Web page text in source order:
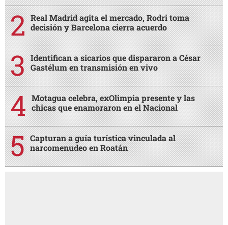
Real Madrid agita el mercado, Rodri toma
decisión y Barcelona cierra acuerdo
Identifican a sicarios que dispararon a César
Gastélum en transmisión en vivo
Motagua celebra, exOlimpia presente y las
chicas que enamoraron en el Nacional
Capturan a guía turística vinculada al
narcomenudeo en Roatán